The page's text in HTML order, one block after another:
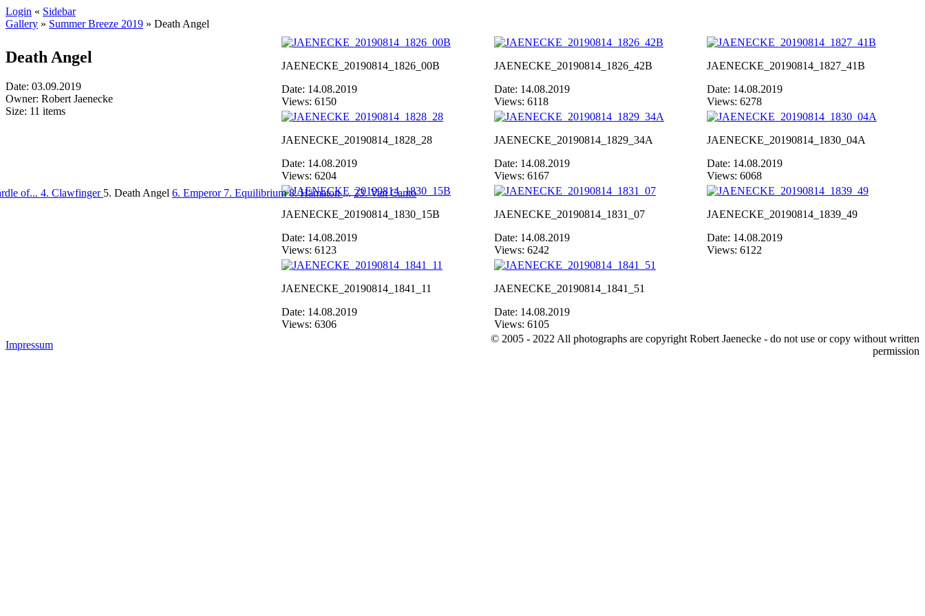
Login « Sidebar
Gallery » Summer Breeze 2019 » Death Angel
Death Angel
Date: 03.09.2019
Owner: Robert Jaenecke
Size: 11 items
JAENECKE_20190814_1826_00B
Date: 14.08.2019
Views: 6150
JAENECKE_20190814_1826_42B
Date: 14.08.2019
Views: 6118
JAENECKE_20190814_1827_41B
Date: 14.08.2019
Views: 6278
JAENECKE_20190814_1828_28
Date: 14.08.2019
Views: 6204
JAENECKE_20190814_1829_34A
Date: 14.08.2019
Views: 6167
JAENECKE_20190814_1830_04A
Date: 14.08.2019
Views: 6068
JAENECKE_20190814_1830_15B
Date: 14.08.2019
Views: 6123
JAENECKE_20190814_1831_07
Date: 14.08.2019
Views: 6242
JAENECKE_20190814_1839_49
Date: 14.08.2019
Views: 6122
JAENECKE_20190814_1841_11
Date: 14.08.2019
Views: 6306
JAENECKE_20190814_1841_51
Date: 14.08.2019
Views: 6105
of... 4. Clawfinger 5. Death Angel 6. Emperor 7. Equilibrium8. Hämaton... 23. Van Canto
Impressum
© 2005 - 2022 All photographs are copyright Robert Jaenecke - do not use or copy without written
permission